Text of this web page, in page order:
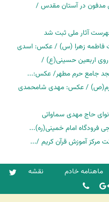
مدفون در آستان مقدس /
آثار ملی ثبت شد
فاطمه زهرا (س) / عکس: اسدی
روی اربعین حسینی(ع) /
جامع حرم مطهر/ عکس:...
/ عکس: مهدی شامحمدی
حاج مهدی سماواتی
فرودگاه امام خمینی(ره)...
مرکز آموزش قرآن کریم /...
ماهنامه خادم نقشه